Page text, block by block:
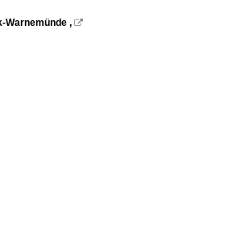
Warnemünde , 